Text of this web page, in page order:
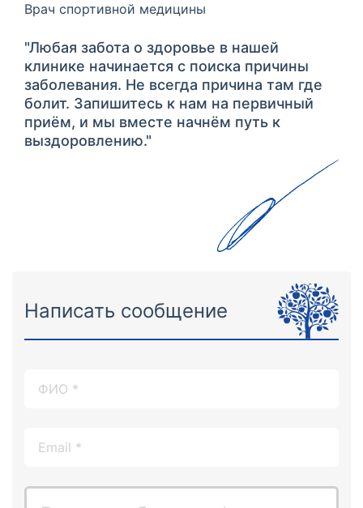
Врач спортивной медицины
"Любая забота о здоровье в нашей
клинике начинается с поиска причины
заболевания. Не всегда причина там где
болит. Запишитесь к нам на первичный
приём, и мы вместе начнём путь к
выздоровлению."
Написать сообщение